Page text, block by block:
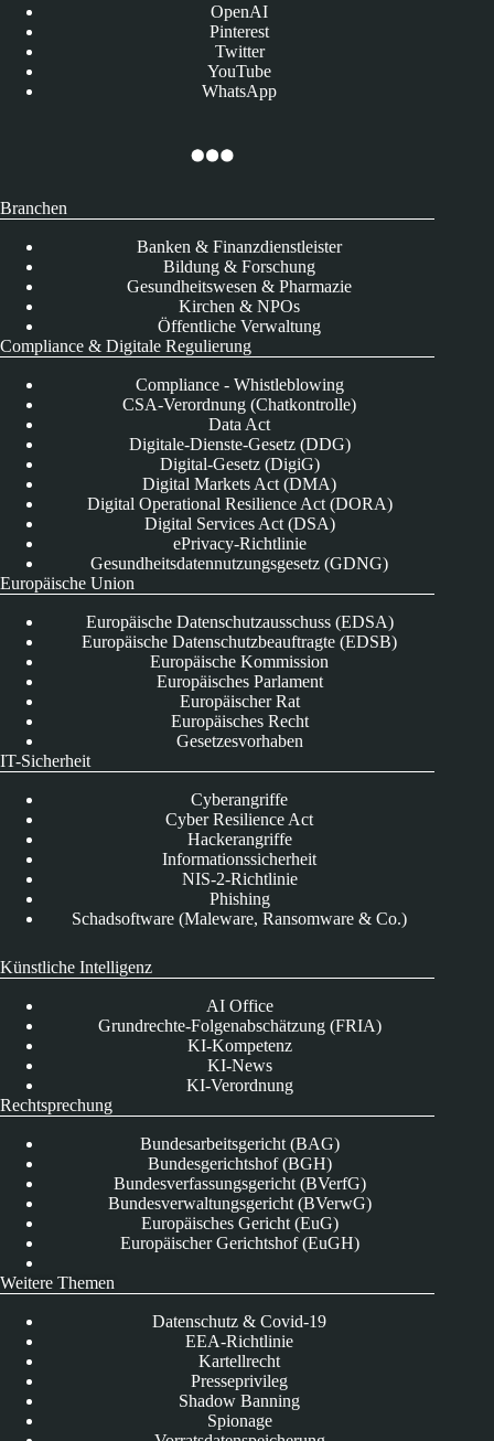
OpenAI
Pinterest
Twitter
YouTube
WhatsApp
Branchen
Banken & Finanzdienstleister
Bildung & Forschung
Gesundheitswesen & Pharmazie
Kirchen & NPOs
Öffentliche Verwaltung
Compliance & Digitale Regulierung
Compliance - Whistleblowing
CSA-Verordnung (Chatkontrolle)
Data Act
Digitale-Dienste-Gesetz (DDG)
Digital-Gesetz (DigiG)
Digital Markets Act (DMA)
Digital Operational Resilience Act (DORA)
Digital Services Act (DSA)
ePrivacy-Richtlinie
Gesundheitsdatennutzungsgesetz (GDNG)
Europäische Union
Europäische Datenschutzausschuss (EDSA)
Europäische Datenschutzbeauftragte (EDSB)
Europäische Kommission
Europäisches Parlament
Europäischer Rat
Europäisches Recht
Gesetzesvorhaben
IT-Sicherheit
Cyberangriffe
Cyber Resilience Act
Hackerangriffe
Informationssicherheit
NIS-2-Richtlinie
Phishing
Schadsoftware (Maleware, Ransomware & Co.)
Künstliche Intelligenz
AI Office
Grundrechte-Folgenabschätzung (FRIA)
KI-Kompetenz
KI-News
KI-Verordnung
Rechtsprechung
Bundesarbeitsgericht (BAG)
Bundesgerichtshof (BGH)
Bundesverfassungsgericht (BVerfG)
Bundesverwaltungsgericht (BVerwG)
Europäisches Gericht (EuG)
Europäischer Gerichtshof (EuGH)
Weitere Themen
Datenschutz & Covid-19
EEA-Richtlinie
Kartellrecht
Presseprivileg
Shadow Banning
Spionage